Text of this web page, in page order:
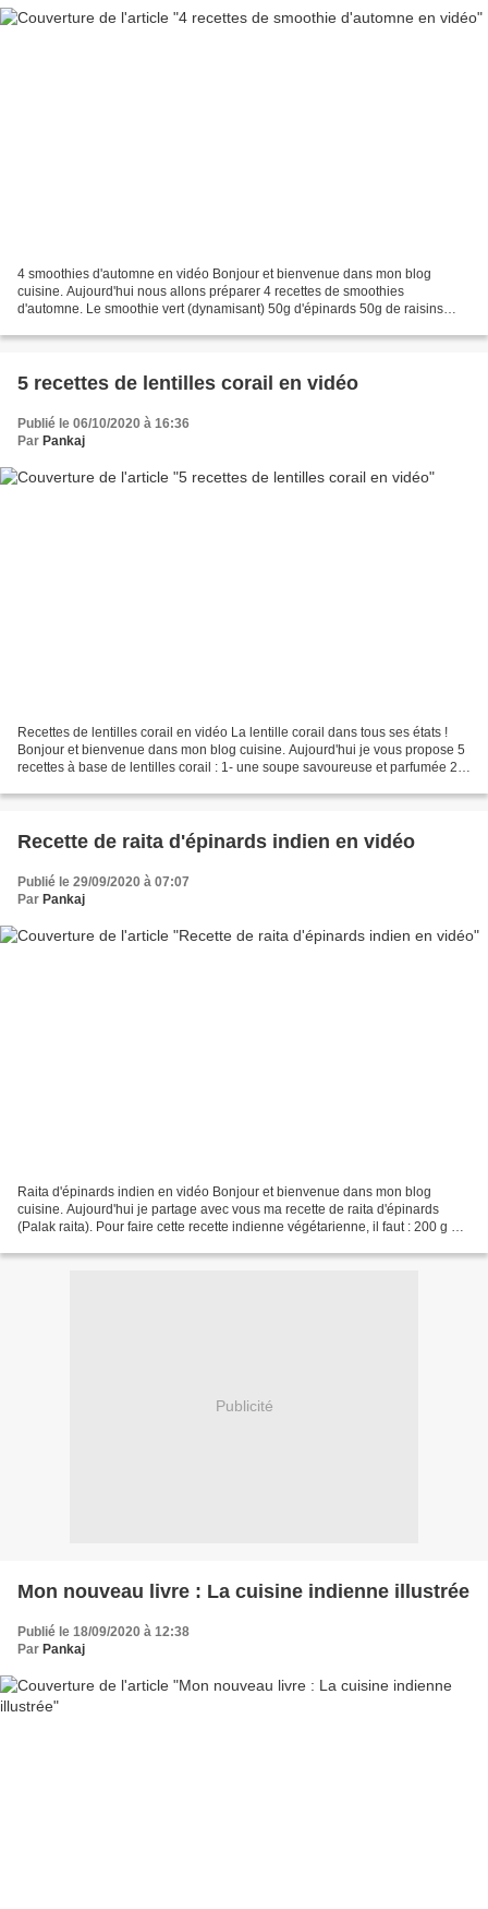
4 smoothies d'automne en vidéo Bonjour et bienvenue dans mon blog
cuisine. Aujourd'hui nous allons préparer 4 recettes de smoothies
d'automne. Le smoothie vert (dynamisant) 50g d'épinards 50g de raisins
5 recettes de lentilles corail en vidéo
Publié le 06/10/2020 à 16:36
Par Pankaj
Recettes de lentilles corail en vidéo La lentille corail dans tous ses états !
Bonjour et bienvenue dans mon blog cuisine. Aujourd'hui je vous propose 5
recettes à base de lentilles corail : 1- une soupe savoureuse et parfumée 2-
Recette de raita d'épinards indien en vidéo
Publié le 29/09/2020 à 07:07
Par Pankaj
Raita d'épinards indien en vidéo Bonjour et bienvenue dans mon blog
cuisine. Aujourd'hui je partage avec vous ma recette de raita d'épinards
(Palak raita). Pour faire cette recette indienne végétarienne, il faut : 200 g de
Publicité
Mon nouveau livre : La cuisine indienne illustrée
Publié le 18/09/2020 à 12:38
Par Pankaj